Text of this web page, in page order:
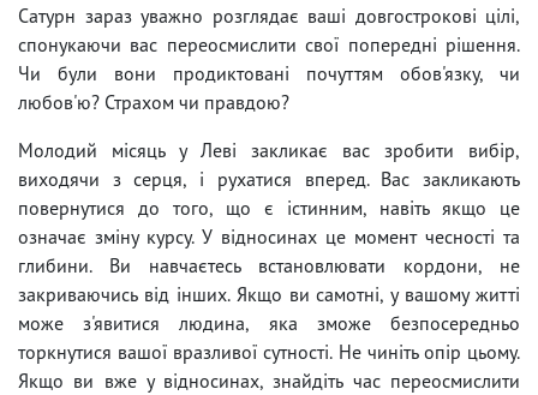
Сатурн зараз уважно розглядає ваші довгострокові цілі,
спонукаючи вас переосмислити свої попередні рішення.
Чи були вони продиктовані почуттям обов'язку, чи
любов'ю? Страхом чи правдою?
Молодий місяць у Леві закликає вас зробити вибір,
виходячи з серця, і рухатися вперед. Вас закликають
повернутися до того, що є істинним, навіть якщо це
означає зміну курсу. У відносинах це момент чесності та
глибини. Ви навчаєтесь встановлювати кордони, не
закриваючись від інших. Якщо ви самотні, у вашому житті
може з'явитися людина, яка зможе безпосередньо
торкнутися вашої вразливої сутності. Не чиніть опір цьому.
Якщо ви вже у відносинах, знайдіть час переосмислити